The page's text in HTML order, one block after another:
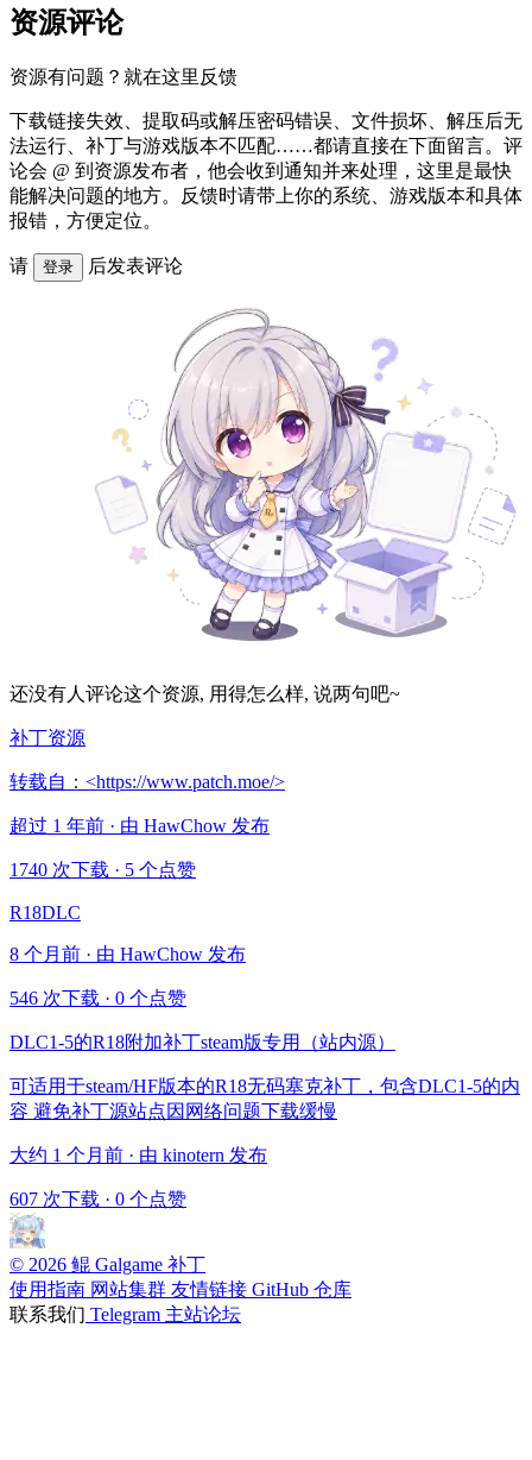
资源评论
资源有问题？就在这里反馈
下载链接失效、提取码或解压密码错误、文件损坏、解压后无
法运行、补丁与游戏版本不匹配……都请直接在下面留言。评
论会 @ 到资源发布者，他会收到通知并来处理，这里是最快
能解决问题的地方。反馈时请带上你的系统、游戏版本和具体
报错，方便定位。
请 登录 后发表评论
还没有人评论这个资源, 用得怎么样, 说两句吧~
补丁资源
转载自：<https://www.patch.moe/>
超过 1 年前 · 由 HawChow 发布
1740 次下载 · 5 个点赞
R18DLC
8 个月前 · 由 HawChow 发布
546 次下载 · 0 个点赞
DLC1-5的R18附加补丁steam版专用（站内源）
可适用于steam/HF版本的R18无码塞克补丁，包含DLC1-5的内
容 避免补丁源站点因网络问题下载缓慢
大约 1 个月前 · 由 kinotern 发布
607 次下载 · 0 个点赞
© 2026 鲲 Galgame 补丁
使用指南 网站集群 友情链接 GitHub 仓库
联系我们 Telegram 主站论坛